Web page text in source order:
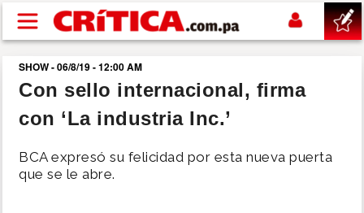
Pasar al contenido principal
buscar
SUCESOS
NACIONAL
SHOW - 06/8/19 - 12:00 AM
Con sello internacional, firma
con ‘La industria Inc.’
BCA expresó su felicidad por esta nueva puerta
que se le abre.